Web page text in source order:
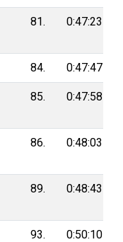
81. 0:47:23
84. 0:47:47
85. 0:47:58
86. 0:48:03
89. 0:48:43
93. 0:50:10